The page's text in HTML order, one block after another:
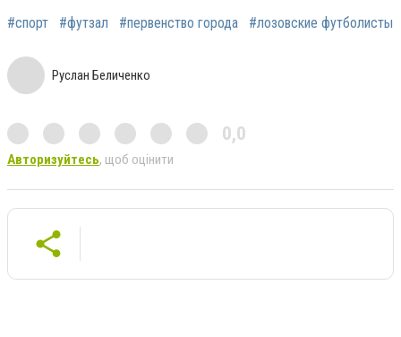
#спорт #футзал #первенство города #лозовские футболисты
Руслан Беличенко
0,0
Авторизуйтесь, щоб оцінити